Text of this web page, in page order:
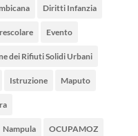
Diritti Infanzia
Evento
dei Rifiuti Solidi Urbani
Istruzione Maputo
Nampula OCUPAMOZ